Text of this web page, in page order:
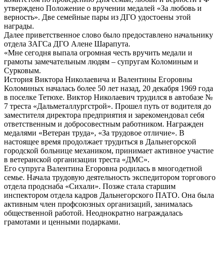
утверждено Положение о вручении медалей «За любовь и
верность». Две семейные пары из ДГО удостоены этой
награды.
Далее приветственное слово было предоставлено начальнику
отдела ЗАГСа ДГО Алене Шарапута.
«Мне сегодня выпала огромная честь вручить медали и
грамоты замечательным людям – супругам Коломиным и
Сурковым.
История Виктора Николаевича и Валентины Егоровны
Коломиных началась более 50 лет назад, 20 декабря 1969 года
в поселке Тетюхе. Виктор Николаевич трудился в автобазе №
7 треста «Дальметаллургстрой». Прошел путь от водителя до
заместителя директора предприятия и зарекомендовал себя
ответственным и добросовестным работником. Награжден
медалями «Ветеран труда», «За трудовое отличие». В
настоящее время продолжает трудиться в Дальнегорской
городской больнице механиком, принимает активное участие
в ветеранской организации треста «ДМС».
Его супруга Валентина Егоровна родилась в многодетной
семье. Начала трудовую деятельность экспедитором торгового
отдела продснаба «Сихали». Позже стала старшим
инспектором отдела кадров Дальнегорского ПАТО. Она была
активным член профсоюзных организаций, занималась
общественной работой. Неоднократно награждалась
грамотами и ценными подарками.